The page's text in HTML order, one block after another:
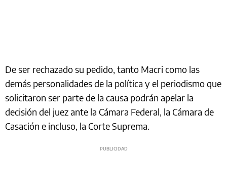
De ser rechazado su pedido, tanto Macri como las
demás personalidades de la política y el periodismo que
solicitaron ser parte de la causa podrán apelar la
decisión del juez ante la Cámara Federal, la Cámara de
Casación e incluso, la Corte Suprema.